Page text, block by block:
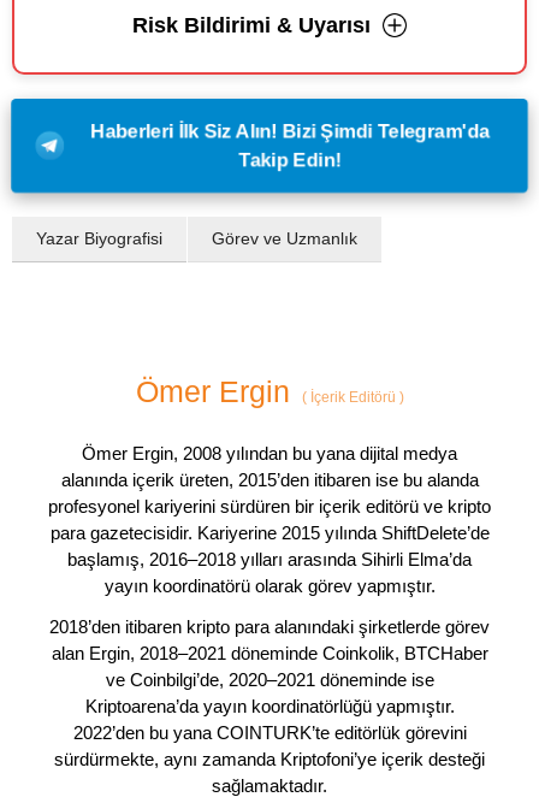
Risk Bildirimi & Uyarısı
Haberleri İlk Siz Alın! Bizi Şimdi Telegram'da
Takip Edin!
Yazar Biyografisi Görev ve Uzmanlık
Ömer Ergin (İçerik Editörü )
Ömer Ergin, 2008 yılından bu yana dijital medya
alanında içerik üreten, 2015’den itibaren ise bu alanda
profesyonel kariyerini sürdüren bir içerik editörü ve kripto
para gazetecisidir. Kariyerine 2015 yılında ShiftDelete’de
başlamış, 2016–2018 yılları arasında Sihirli Elma’da
yayın koordinatörü olarak görev yapmıştır.
2018’den itibaren kripto para alanındaki şirketlerde görev
alan Ergin, 2018–2021 döneminde Coinkolik, BTCHaber
ve Coinbilgi’de, 2020–2021 döneminde ise
Kriptoarena’da yayın koordinatörlüğü yapmıştır.
2022’den bu yana COINTURK’te editörlük görevini
sürdürmekte, aynı zamanda Kriptofoni’ye içerik desteği
sağlamaktadır.